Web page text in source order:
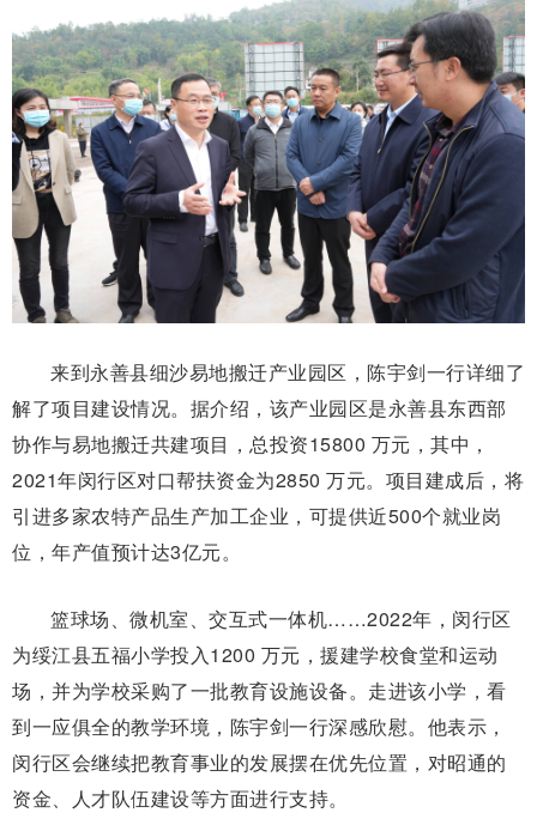
来到永善县细沙易地搬迁产业园区，陈宇剑一行详细了
解了项目建设情况。据介绍，该产业园区是永善县东西部
协作与易地搬迁共建项目，总投资15800 万元，其中，
2021年闵行区对口帮扶资金为2850 万元。项目建成后，将
引进多家农特产品生产加工企业，可提供近500个就业岗
位，年产值预计达3亿元。
篮球场、微机室、交互式一体机……2022年，闵行区
为绥江县五福小学投入1200 万元，援建学校食堂和运动
场，并为学校采购了一批教育设施设备。走进该小学，看
到一应俱全的教学环境，陈宇剑一行深感欣慰。他表示，
闵行区会继续把教育事业的发展摆在优先位置，对昭通的
资金、人才队伍建设等方面进行支持。